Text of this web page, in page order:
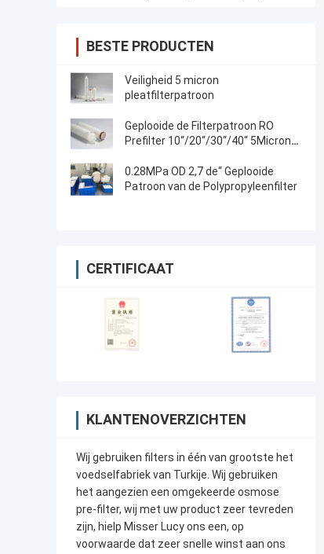
BESTE PRODUCTEN
Veiligheid 5 micron
pleatfilterpatroon
Geplooide de Filterpatroon RO
Prefilter 10“/20“/30“/40“ 5Micron
0.28MPa OD 2,7 de“ Geplooide
Patroon van de Polypropyleenfilter
CERTIFICAAT
KLANTENOVERZICHTEN
Wij gebruiken filters in één van grootste het
voedselfabriek van Turkije. Wij gebruiken
het aangezien een omgekeerde osmose
pre-filter, wij met uw product zeer tevreden
zijn, hielp Misser Lucy ons een, op
voorwaarde dat zeer snelle winst aan ons